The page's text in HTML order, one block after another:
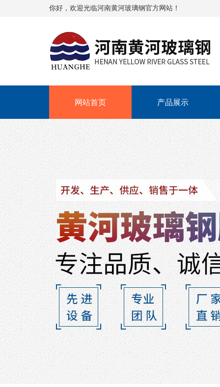
你好，欢迎光临河南黄河玻璃钢官方网站！
网站首页 产品展示